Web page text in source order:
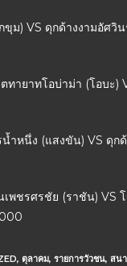
ม) VS ดุกด้างงามอัศวิ
ทายาทโอบ่าม่า (โอบะ)
ำหนึ่ง (แสงขัน) VS ดุก
พชรศรชัย (ราชัน) VS
, ตุลาคม, รายการวัวชน, สน